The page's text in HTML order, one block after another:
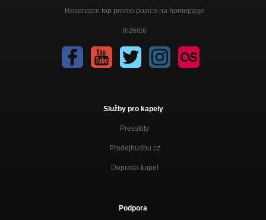
Rezervace top promo pozice na homepage
Inzerce
Služby pro kapely
Presskity
Prodejhudbu.cz
Doprava kapel
Podpora